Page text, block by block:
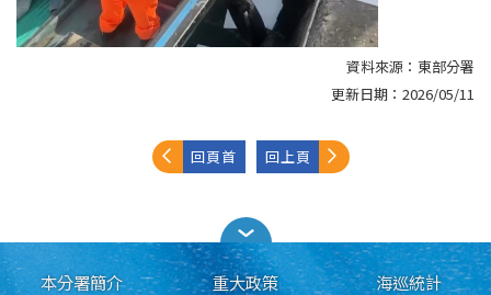
資料來源： 東部分署
更新日期： 2026/05/11
回頁首 回上頁
本分署簡介 重大政策 海巡統計